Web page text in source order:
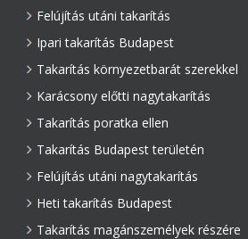
Felújítás utáni takarítás
Ipari takarítás Budapest
Takarítás környezetbarát szerekkel
Karácsony előtti nagytakarítás
Takarítás poratka ellen
Takarítás Budapest területén
Felújítás utáni nagytakarítás
Heti takarítás Budapest
Takarítás magánszemélyek részére